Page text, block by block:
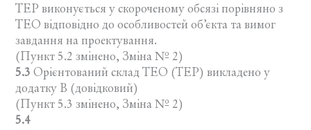
ТЕР виконується у скороченому обсязі порівняно з
ТЕО відповідно до особливостей об’єкта та вимог
завдання на проектування.
(Пункт 5.2 змінено, Зміна № 2)
5.3 Орієнтований склад ТЕО (ТЕР) викладено у
додатку В (довідковий)
(Пункт 5.3 змінено, Зміна № 2)
5.4